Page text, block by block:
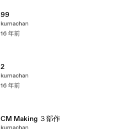
99
kumachan
16 年前
2
kumachan
16 年前
CM Making ３部作